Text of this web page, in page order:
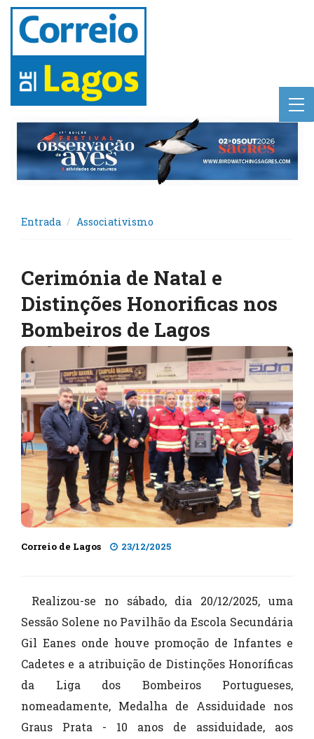
Entrada Associativismo
Cerimónia de Natal e
Distinções Honorificas nos
Bombeiros de Lagos
Correio de Lagos 23/12/2025
Realizou-se no sábado, dia 20/12/2025, uma
Sessão Solene no Pavilhão da Escola Secundária
Gil Eanes onde houve promoção de Infantes e
Cadetes e a atribuição de Distinções Honoríficas
da Liga dos Bombeiros Portugueses,
nomeadamente, Medalha de Assiduidade nos
Graus Prata - 10 anos de assiduidade, aos